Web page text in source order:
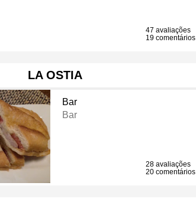
47 avaliações
19 comentários
LA OSTIA
Bar
Bar
28 avaliações
20 comentários